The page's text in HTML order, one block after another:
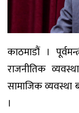
काठमाडौं ।
राजनीतिक
सामाजिक
।